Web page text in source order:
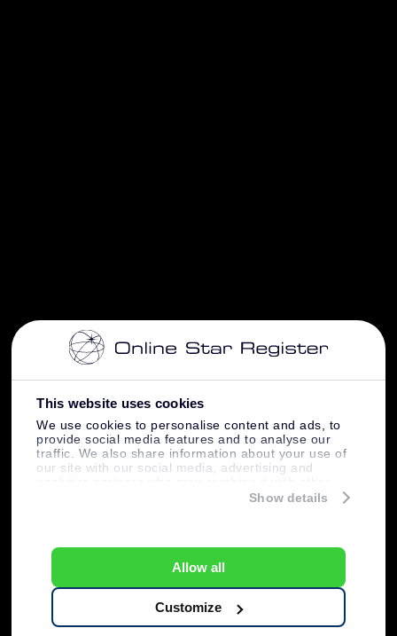
This website uses cookies
We use cookies to personalise content and ads, to
provide social media features and to analyse our
traffic. We also share information about your use of
our site with our social media, advertising and
information that you’ve provided to them or that
Show details
Allow all
Customize